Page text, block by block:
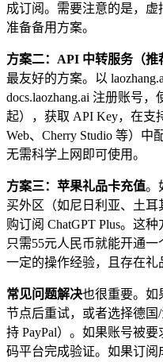
成订阅。需要注意的是，虚
准备备用方案。
方案二：API 中转服务（推
最友好的方案。以
docs.laozhang.ai 注册账号
起），获取 API Key，在支
Web、Cherry Studio 等）中
无需科学上网即可使用。
方案三：苹果礼品卡充值。
买外区（如尼日利亚、土耳
购订阅 ChatGPT Plus。这
只需55元人民币就能开通
一定的操作经验，且存在礼
常见问题解决也很重要。如
节点后重试，或者选择德
持 PayPal）。如果账号被
码平台完成验证。如果订